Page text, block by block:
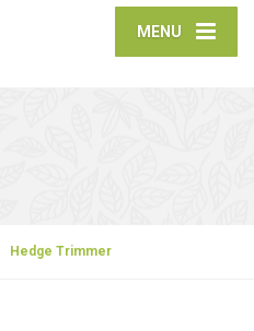
MENU
Hedge Trimmer